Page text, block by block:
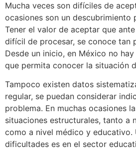
Mucha veces son difíciles de
ocasiones son un descubrimiento
Tener el valor de aceptar que
difícil de procesar, se conoce tan
Desde un inicio, en México no
que permita conocer la situación
Tampoco existen datos
regular, se puedan considerar
problema. En muchas ocasiones
situaciones estructurales, tanto a
como a nivel médico y educativo.
dificultades es en el sector